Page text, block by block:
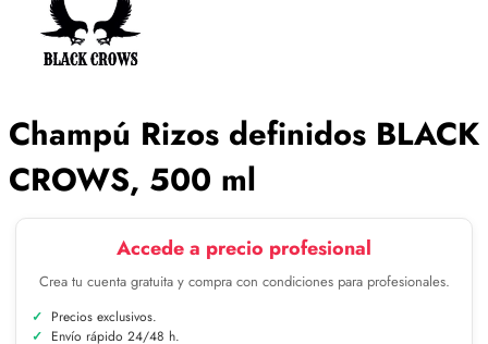
Champú Rizos definidos BLACK
CROWS, 500 ml
Accede a precio profesional
Crea tu cuenta gratuita y compra con condiciones para profesionales.
Precios exclusivos.
Envío rápido 24/48 h.